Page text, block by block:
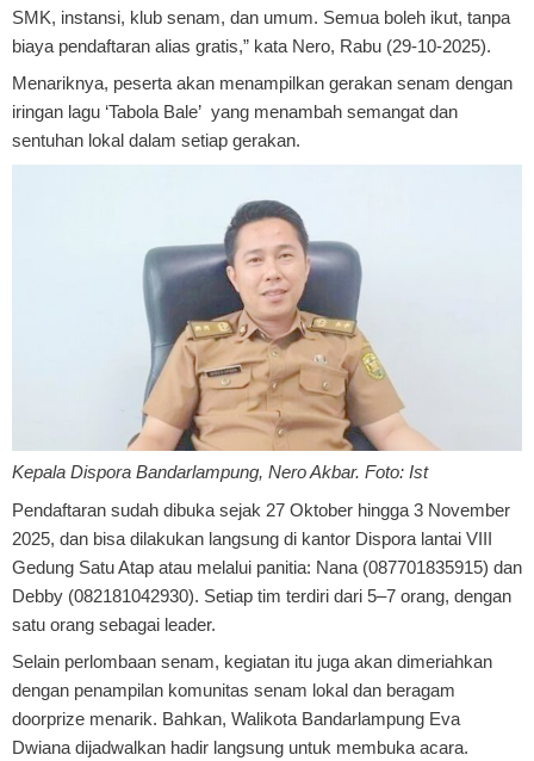
SMK, instansi, klub senam, dan umum. Semua boleh ikut, tanpa
biaya pendaftaran alias gratis,” kata Nero, Rabu (29-10-2025).
Menariknya, peserta akan menampilkan gerakan senam dengan
iringan lagu ‘Tabola Bale’ yang menambah semangat dan
sentuhan lokal dalam setiap gerakan.
Kepala Dispora Bandarlampung, Nero Akbar. Foto: Ist
Pendaftaran sudah dibuka sejak 27 Oktober hingga 3 November
2025, dan bisa dilakukan langsung di kantor Dispora lantai VIII
Gedung Satu Atap atau melalui panitia: Nana (087701835915) dan
Debby (082181042930). Setiap tim terdiri dari 5–7 orang, dengan
satu orang sebagai leader.
Selain perlombaan senam, kegiatan itu juga akan dimeriahkan
dengan penampilan komunitas senam lokal dan beragam
doorprize menarik. Bahkan, Walikota Bandarlampung Eva
Dwiana dijadwalkan hadir langsung untuk membuka acara.